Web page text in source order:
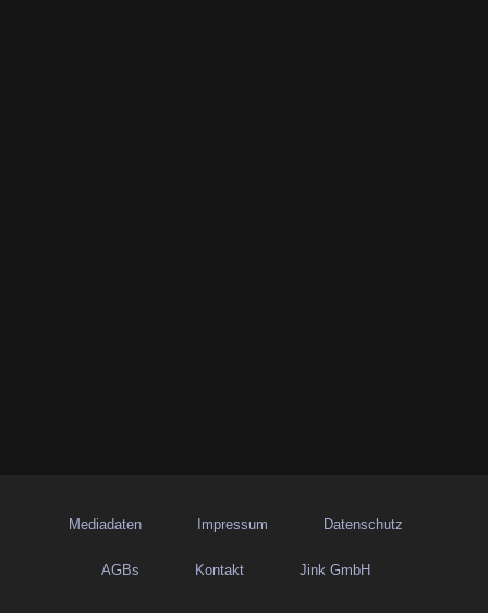
Mediadaten Impressum Datenschutz
AGBs Kontakt Jink GmbH